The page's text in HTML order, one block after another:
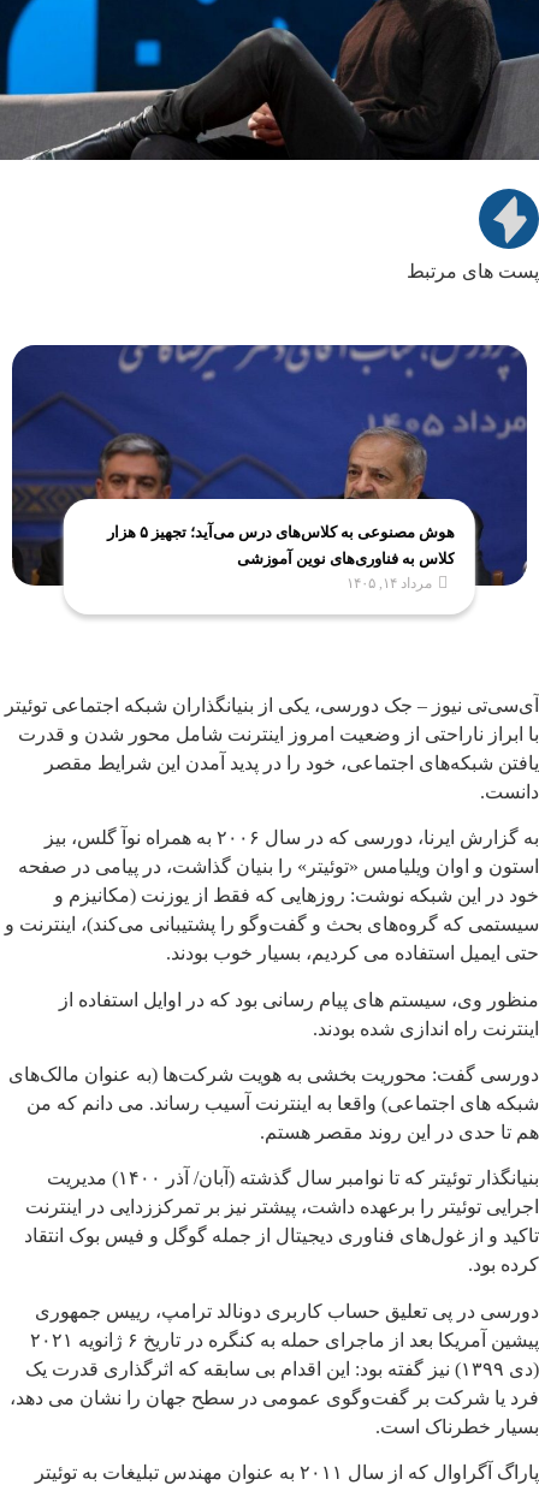
پست های مرتبط
هوش مصنوعی به کلاس‌های درس می‌آید؛ تجهیز ۵ هزار
کلاس به فناوری‌های نوین آموزشی
مرداد ۱۴, ۱۴۰۵
آی‌سی‌تی نیوز – جک دورسی، یکی از بنیانگذاران شبکه اجتماعی توئیتر
با ابراز ناراحتی از وضعیت امروز اینترنت شامل محور شدن و قدرت
یافتن شبکه‌های اجتماعی، خود را در پدید آمدن این شرایط مقصر
دانست.
به گزارش ایرنا، دورسی که در سال ۲۰۰۶ به همراه نوآ گلس، بیز
استون و اوان ویلیامس «توئیتر» را بنیان گذاشت، در پیامی در صفحه
خود در این شبکه نوشت: روزهایی که فقط از یوزنت (مکانیزم و
سیستمی که گروه‌های بحث و گفت‌وگو را پشتیبانی می‌کند)، اینترنت و
حتی ایمیل استفاده می کردیم، بسیار خوب بودند.
منظور وی، سیستم های پیام رسانی بود که در اوایل استفاده از
اینترنت راه اندازی شده بودند.
دورسی گفت: محوریت بخشی به هویت شرکت‌ها (به عنوان مالک‌های
شبکه های اجتماعی) واقعا به اینترنت آسیب رساند. می دانم که من
هم تا حدی در این روند مقصر هستم.
بنیانگذار توئیتر که تا نوامبر سال گذشته (آبان/ آذر ۱۴۰۰) مدیریت
اجرایی توئیتر را برعهده داشت، پیشتر نیز بر تمرکززدایی در اینترنت
تاکید و از غول‌های فناوری دیجیتال از جمله گوگل و فیس بوک انتقاد
کرده بود.
دورسی در پی تعلیق حساب کاربری دونالد ترامپ، رییس جمهوری
پیشین آمریکا بعد از ماجرای حمله به کنگره در تاریخ ۶ ژانویه ۲۰۲۱
(دی ۱۳۹۹) نیز گفته بود: این اقدام بی سابقه که اثرگذاری قدرت یک
فرد یا شرکت بر گفت‌وگوی عمومی در سطح جهان را نشان می دهد،
بسیار خطرناک است.
پاراگ آگراوال که از سال ۲۰۱۱ به عنوان مهندس تبلیغات به توئیتر